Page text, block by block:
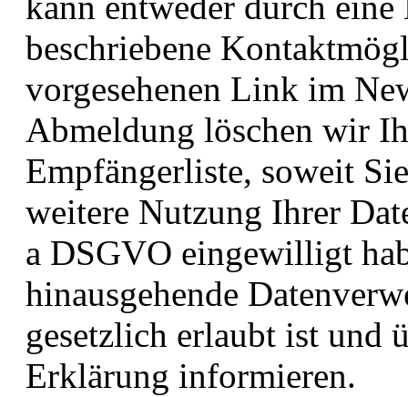
beschriebene
vorgesehenen Link im
Abmeldung löschen wir
Empfängerliste, soweit
weitere Nutzung Ihrer
a DSGVO eingewilligt
hinausgehende
gesetzlich erlaubt ist und
Erklärung informieren.